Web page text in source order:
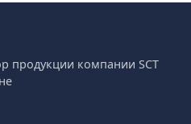
продукции компании SCT